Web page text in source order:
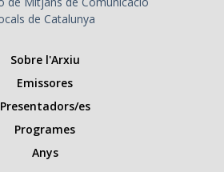
Sobre l'Arxiu
Emissores
Presentadors/es
Programes
Anys